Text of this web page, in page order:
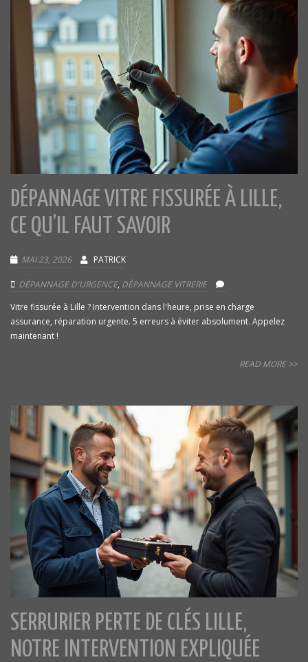
DÉPANNAGE VITRE FISSURÉE À LILLE,
CE QU’IL FAUT SAVOIR
MAI 23, 2026 PATRICK
DÉPANNAGE D'URGENCE, DÉPANNAGE VITRERIE
Vitre fissurée à Lille ? Intervention dans l'heure, prise en charge
assurance, réparation urgente. 5 erreurs à éviter absolument. Appelez
maintenant !
READ MORE >>
SERRURIER PERTE DE CLÉS LILLE,
NOTRE INTERVENTION EXPLIQUÉE